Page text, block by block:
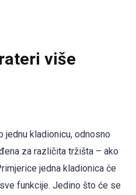
više
jednu kladionicu, odnosno
za različita tržišta – ako
jedna kladionica će
funkcije. Jedino što će se